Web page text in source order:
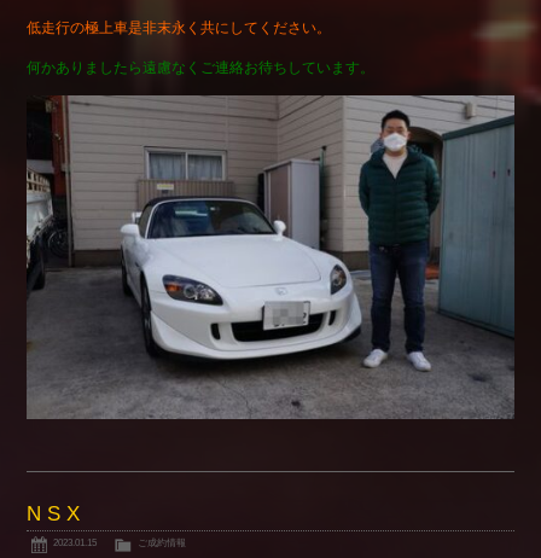
低走行の極上車是非末永く共にしてください。
何かありましたら遠慮なくご連絡お待ちしています。
N S X
2023.01.15 ご成約情報